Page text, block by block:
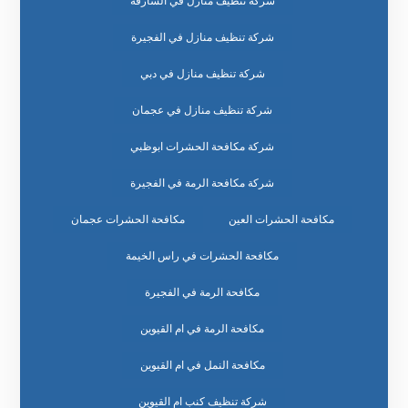
شركة تنظيف منازل في الفجيرة
شركة تنظيف منازل في دبي
شركة تنظيف منازل في عجمان
شركة مكافحة الحشرات ابوظبي
شركة مكافحة الرمة في الفجيرة
مكافحة الحشرات العين مكافحة الحشرات عجمان
مكافحة الحشرات في راس الخيمة
مكافحة الرمة في الفجيرة
مكافحة الرمة في ام القيوين
مكافحة النمل في ام القيوين